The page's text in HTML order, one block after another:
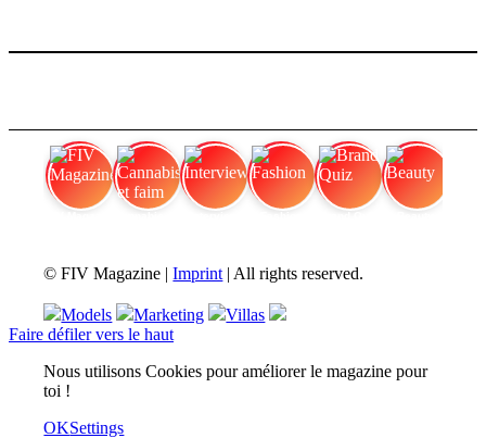
© FIV Magazine |Imprint | All rights reserved.
Models Marketing
Villas
Faire défiler vers le haut
Nous utilisons Cookies pour améliorer le magazine pour
toi !
OKSettings